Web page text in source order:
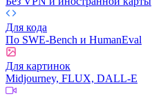
Для кода
По SWE-Bench и HumanEval
Для картинок
Midjourney, FLUX, DALL-E